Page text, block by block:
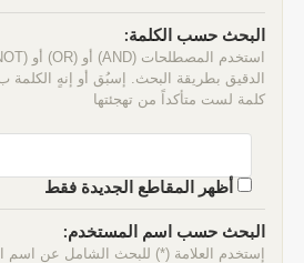
البحث حسب الكلمة:
الدقيق بطريقة البحث. إسبُق أو إنهٍ
كلمة لست متأكداً من تهجئتها
أظهر المقاطع الجديدة فقط
البحث حسب اسم المستخدم:
إستخدم العلامة (*) للبحث الشامل عن اسم